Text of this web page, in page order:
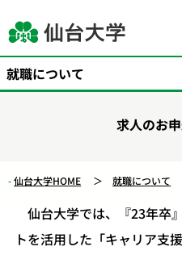
求人のお
仙台大学HOME 就職について
仙台大学では、『23年卒
トを活用した「キャリア支
就職について